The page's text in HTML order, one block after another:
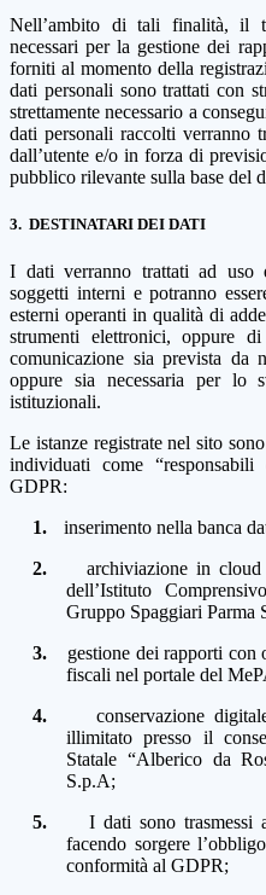
Nell’ambito di tali finalità, il
necessari per la gestione dei
forniti al momento della
dati personali sono trattati con
strettamente necessario a
dati personali raccolti verranno
dall’utente e/o in forza di
pubblico rilevante sulla base del
3. DESTINATARI DEI DATI
I dati verranno trattati ad uso
soggetti interni e potranno
esterni operanti in qualità di
strumenti elettronici, oppure
comunicazione sia prevista da
oppure sia necessaria per lo
istituzionali.
Le istanze registrate nel sito
individuati come
GDPR:
1.
inserimento nella banca
2.
archiviazione in
dell’Istituto
Gruppo Spaggiari Parma
3.
gestione dei rapporti con
fiscali nel portale del
4.
conservazione
illimitato presso il
Statale “Alberico da
S.p.A;
5.
I dati sono trasmessi
facendo sorgere
conformità al GDPR;